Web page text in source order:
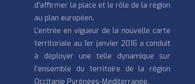
d’affirmer la place et le rôle de la région
au plan européen.
L’entrée en vigueur de la nouvelle carte
territoriale au 1er janvier 2016 a conduit
à déployer une telle dynamique sur
l’ensemble du territoire de la région
Occitanie Pyrénées-Méditerranée.